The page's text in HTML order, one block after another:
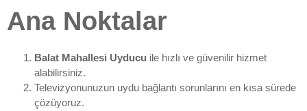
Ana Noktalar
Balat Mahallesi Uyducu ile hızlı ve güvenilir hizmet
alabilirsiniz.
Televizyonunuzun uydu bağlantı sorunlarını en kısa sürede
çözüyoruz.